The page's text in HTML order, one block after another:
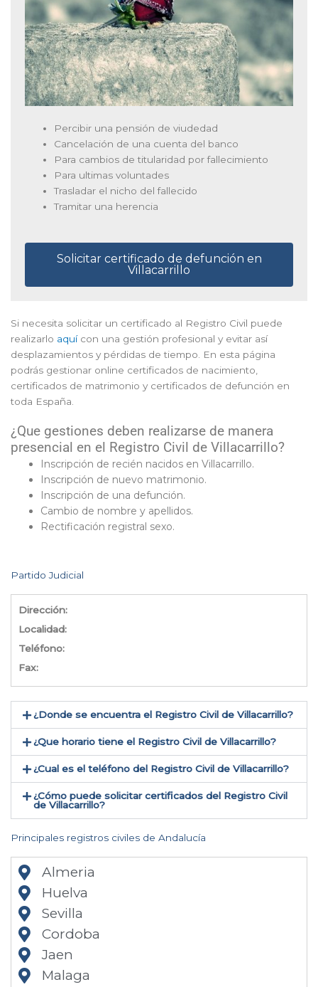
Percibir una pensión de viudedad
Cancelación de una cuenta del banco
Para cambios de titularidad por fallecimiento
Para ultimas voluntades
Trasladar el nicho del fallecido
Tramitar una herencia
Solicitar certificado de defunción en
Villacarrillo
Si necesita solicitar un certificado al Registro Civil puede
realizarlo aquícon una gestión profesional y evitar así
desplazamientos y pérdidas de tiempo. En esta página
podrás gestionar online certificados de nacimiento,
certificados de matrimonio y certificados de defunción en
toda España.
¿Que gestiones deben realizarse de manera
presencial en el Registro Civil de Villacarrillo?
Inscripción de recién nacidos en Villacarrillo.
Inscripción de nuevo matrimonio.
Inscripción de una defunción.
Cambio de nombre y apellidos.
Rectificación registral sexo.
Partido Judicial
Dirección:
Localidad:
Teléfono:
Fax:
¿Donde se encuentra el Registro Civil de Villacarrillo​?
¿Que horario tiene el Registro Civil de Villacarrillo?
¿Cual es el teléfono del Registro Civil de Villacarrillo​?
¿Cómo puede solicitar certificados del Registro Civil
de Villacarrillo​?
Principales registros civiles de Andalucía
Almeria
Huelva
Sevilla
Cordoba
Jaen
Malaga